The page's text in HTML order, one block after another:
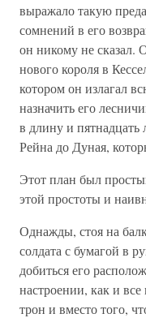
выражало такую
сомнений в его
он никому не сказал.
нового короля в
котором он излагал
назначить его
в длину и
Рейна до Дуная,
Этот план был
этой простоты и
Однажды, стоя на
солдата с бумагой в
добиться его
настроении, как и
трон и вместо того,